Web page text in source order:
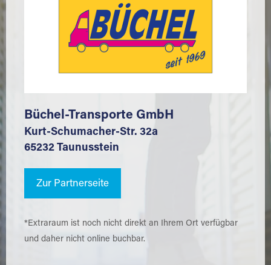
Büchel-Transporte GmbH
Kurt-Schumacher-Str. 32a
65232 Taunusstein
Zur Partnerseite
*Extraraum ist noch nicht direkt an Ihrem Ort verfügbar
und daher nicht online buchbar.